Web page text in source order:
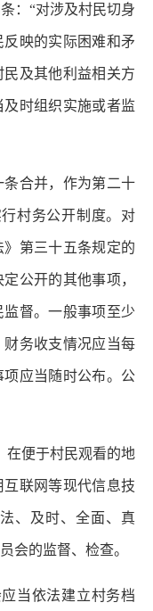
：“对涉及村民切身
映的实际困难和矛
及其他利益相关方
时组织实施或者监
合并，作为第二十
村务公开制度。对
》第三十五条规定的
公开的其他事项，
督。一般事项至少
务收支情况应当每
应当随时公布。公
便于村民观看的地
联网等现代信息技
、及时、全面、真
会的监督、检查。
当依法建立村务档